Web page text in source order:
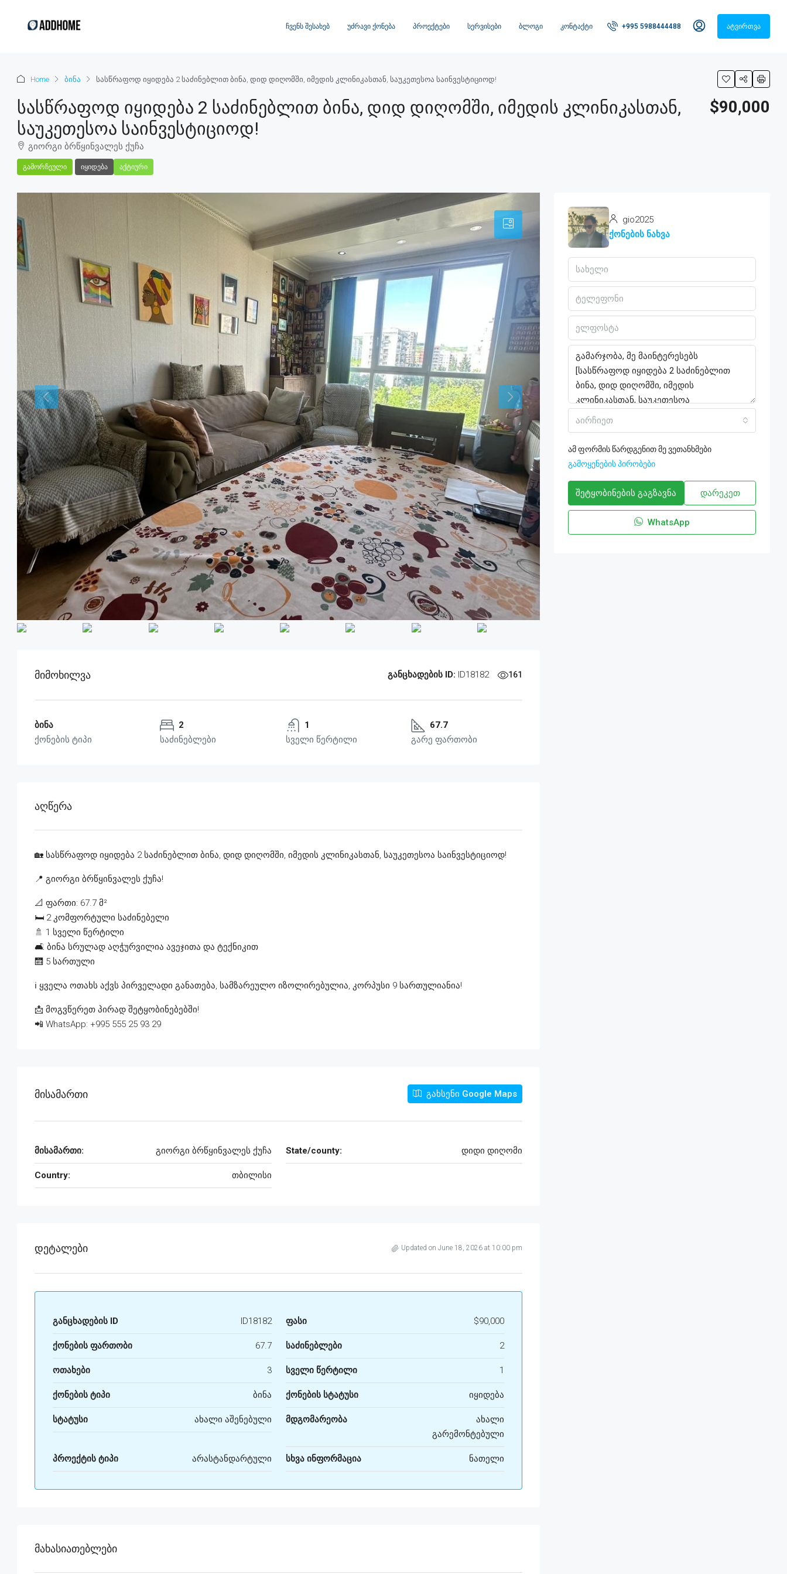
ᲩᲕᲔᲜᲡ ᲨᲔᲡᲐᲮᲔᲑ ᲣᲫᲠᲐᲕᲘ ᲥᲝᲜᲔᲑᲐ ᲞᲠᲝᲔᲥᲢᲔᲑᲘ ᲡᲔᲠᲕᲘᲡᲔᲑᲘ ᲑᲚᲝᲒᲘ ᲙᲝᲜᲢᲐᲥᲢᲘ +995 5988444488 ᲐᲢᲕᲘᲠᲗᲕᲐ
Home ბინა სასწრაფოდ იყიდება 2 საძინებლით ბინა, დიდ დიღომში, იმედის კლინიკასთან, საუკეთესოა საინვესტიციოდ!
Სასწრაფოდ Იყიდება 2 Საძინებლით Ბინა, Დიდ Დიღომში, Იმედის Კლინიკასთან,
Საუკეთესოა Საინვესტიციოდ!
გიორგი ბრწყინვალეს ქუჩა
ᲒᲐᲛᲝᲠᲩᲔᲣᲚᲘ ᲘᲧᲘᲓᲔᲑᲐ ᲐᲥᲢᲘᲣᲠᲘ
$90,000
Მიმოხილვა განცხადების ID: ID18182 161
ბინა
ქონების ტიპი
2
საძინებლები
1
სველი წერტილი
67.7
გარე ფართობი
Აღწერა
🏡 სასწრაფოდ იყიდება 2 საძინებლით ბინა, დიდ დიღომში, იმედის კლინიკასთან, საუკეთესოა საინვესტიციოდ!
📍 გიორგი ბრწყინვალეს ქუჩა!
📐 ფართი: 67.7 მ²
🛏 2 კომფორტული საძინებელი
🚿 1 სველი წერტილი
🛋 ბინა სრულად აღჭურვილია ავეჯითა და ტექნიკით
🛗 5 სართული
ℹ️ ყველა ოთახს აქვს პირველადი განათება, სამზარეულო იზოლირებულია, კორპუსი 9 სართულიანია!
📩 მოგვწერეთ პირად შეტყობინებებში!
📲 WhatsApp: +995 555 25 93 29
Მისამართი გახსენი Google Maps
მისამართი: გიორგი ბრწყინვალეს ქუჩა State/county: დიდი დიღომი
Country: თბილისი
Დეტალები Updated on June 18, 2026 at 10:00 pm
განცხადების ID ID18182 ფასი $90,000
ქონების ფართობი 67.7 საძინებლები 2
ოთახები 3 სველი წერტილი 1
ქონების ტიპი ბინა ქონების სტატუსი იყიდება
სტატუსი ახალი აშენებული მდგომარეობა
ახალი
გარემონტებული
პროექტის ტიპი არასტანდარტული სხვა ინფორმაცია ნათელი
Მახასიათებლები
gio2025
ქონების ნახვა
აირჩიეთ
ამ ფორმის წარდგენით მე ვეთანხმები
გამოყენების პირობები
შეტყობინების გაგზავნა დარეკეთ
WhatsApp